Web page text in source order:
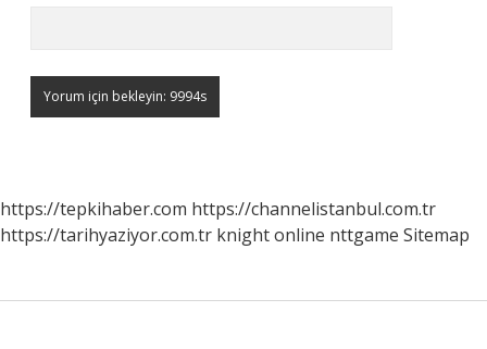
https://tepkihaber.com https://channelistanbul.com.tr
https://tarihyaziyor.com.tr knight online nttgame Sitemap